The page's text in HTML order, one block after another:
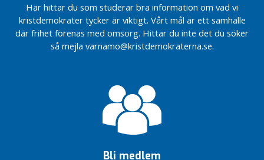
Här hittar du som studerar bra information om vad vi
kristdemokrater tycker är viktigt. Vårt mål är ett samhälle
där frihet förenas med omsorg. Hittar du inte det du söker
så mejla varnamo@kristdemokraterna.se.
Bli medlem